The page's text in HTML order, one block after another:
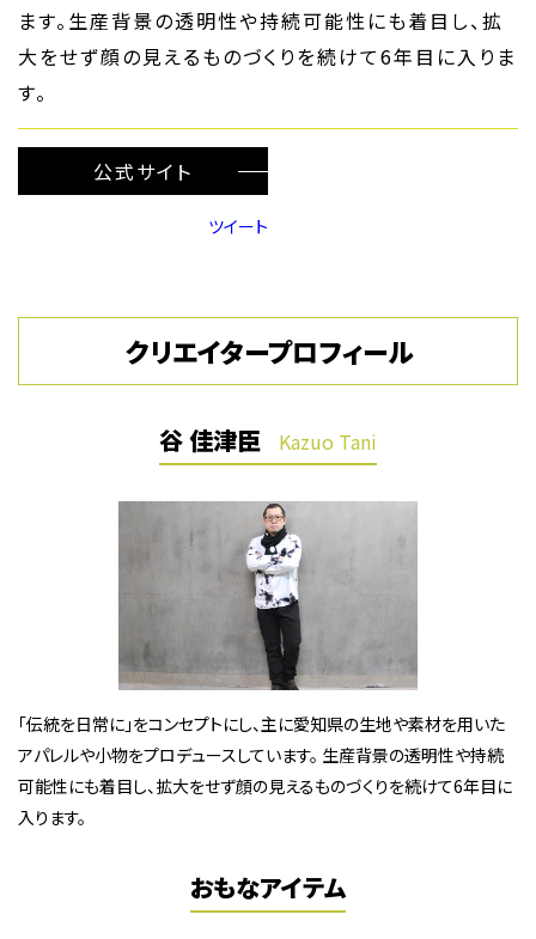
ます。生産背景の透明性や持続可能性にも着目し、拡
大をせず顔の見えるものづくりを続けて6年目に入りま
す。
公式サイト
ツイート
クリエイタープロフィール
谷 佳津臣 Kazuo Tani
「伝統を日常に」をコンセプトにし、主に愛知県の生地や素材を用いた
アパレルや小物をプロデュースしています。 生産背景の透明性や持続
可能性にも着目し、拡大をせず顔の見えるものづくりを続けて6年目に
入ります。
おもなアイテム